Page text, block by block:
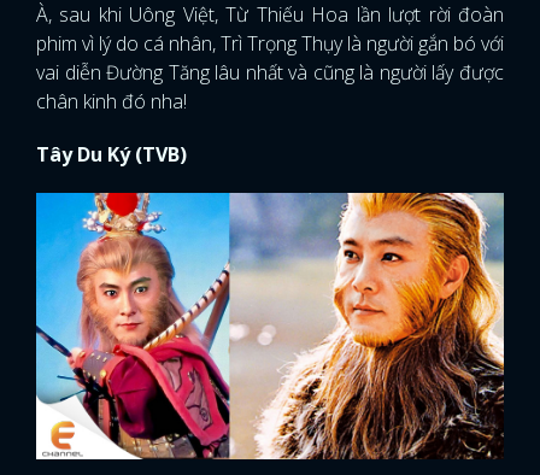
À, sau khi Uông Việt, Từ Thiếu Hoa lần lượt rời đoàn
phim vì lý do cá nhân, Trì Trọng Thụy là người gắn bó với
vai diễn Đường Tăng lâu nhất và cũng là người lấy được
chân kinh đó nha!
Tây Du Ký (TVB)